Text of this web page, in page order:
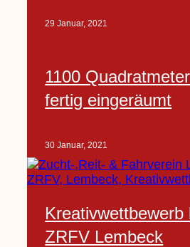
29 Januar, 2021
1100
fertig eingeräumt
30 Januar, 2021
Kreativwettbewerb
ZRFV Lembeck